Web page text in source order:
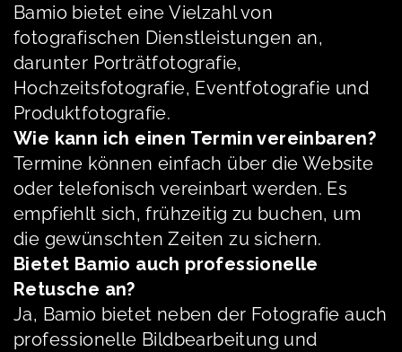
Bamio bietet eine Vielzahl von
fotografischen Dienstleistungen an,
darunter Porträtfotografie,
Hochzeitsfotografie, Eventfotografie und
Produktfotografie.
Wie kann ich einen Termin vereinbaren?
Termine können einfach über die Website
oder telefonisch vereinbart werden. Es
empfiehlt sich, frühzeitig zu buchen, um
die gewünschten Zeiten zu sichern.
Bietet Bamio auch professionelle
Retusche an?
Ja, Bamio bietet neben der Fotografie auch
professionelle Bildbearbeitung und